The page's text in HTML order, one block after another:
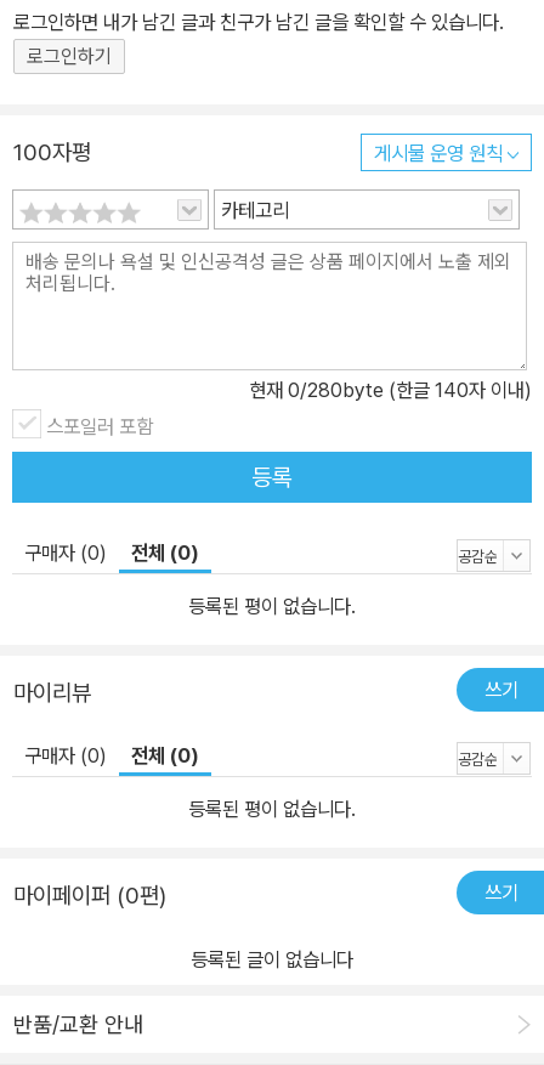
리가 몰랐던 서울의 ‘진짜’ 이야기” 조선 왕조의 수도 한양. 흔히 왕과
신하가 오가던 정치의 무대로 기억되지만, 실제론 그보다 더 넓고 복
잡하며 수많은 사람들의 삶이 얽힌 도시였다. 그리고 그들의 일상은
기》는 그동안 따분하게 배워왔던 정치사나 왕조 중심의 조선으로만
바라보던 시선에서 벗어나, 도시 한양의 진짜 얼굴을 골목과 사람들
사이에서 찾아낸다. 궁궐이 아닌 주택가, 왕이 아닌 백성들의 내밀한
일상 속으로 들어가 조선시대 한양을 흥미진진하게 풀어내어 과거의
한양을 시간 여행하듯 돌아볼 수 있다. 1부 ‘조선의 서울, 한양’에서는
내시들의 사회와 복잡한 신분 질서가 있었으며, 조선 후기에는 지금
처럼 주택 광풍과 부동산 가격 폭등이 벌어지는 등, 한양은 정치 무대
를 넘어선 생동감 넘치는 도시였다. 2부 ‘한양의 사람, 삶의 이야기’에
서는 역사책에서 쉽게 만나기 어려운 노비, 무당, 군인, 상인, 여성 등
거대한 도시 하수도로 쓰였고, 지금의 이태원과 한남동은 공동묘지였
으며, 왕십리와 서대문은 서울의 식자재를 공급하는 배추와 미나리
수도 ‘서울’의 과거를 전부 파헤친다! 이 책은 서울을 주제로 한 역사
람들의 자리에서 조선을 들여다보며, 현재 서울의 도시성과도 자연스
럽게 연결되는 생활사 기반의 인문 콘텐츠다. 서울의 현재는 조선의
옆, 언덕 위에 서서 200~300년 전의 광경을 상상해 보라. 마치 빛바
의 공간과 소통한다면 역사를 이해하는 새로운 시각을 가질 수 있다.”
로그인하면 내가 남긴 글과 친구가 남긴 글을 확인할 수 있습니다.
로그인하기
100자평 게시물 운영 원칙
카테고리
현재 0/280byte (한글 140자 이내)
스포일러 포함
등록
구매자 (0) 전체 (0)
등록된 평이 없습니다.
마이리뷰 쓰기
구매자 (0) 전체 (0)
등록된 평이 없습니다.
마이페이퍼 (0편) 쓰기
등록된 글이 없습니다
반품/교환 안내